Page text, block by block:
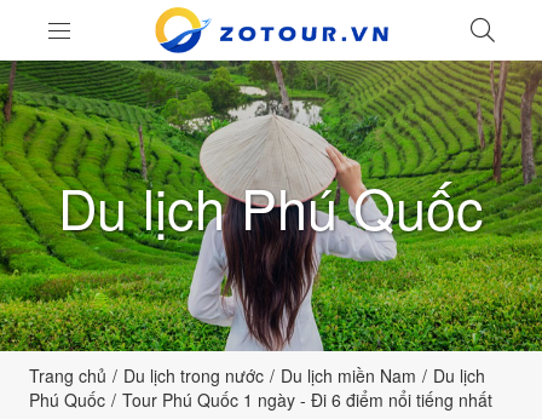
ZoTour
Du lịch Phú Quốc
Trang chủ Du lịch trong nước Du lịch miền Nam
Du lịch
Phú Quốc
Tour Phú Quốc 1 ngày - Đi 6 điểm nổi tiếng nhất